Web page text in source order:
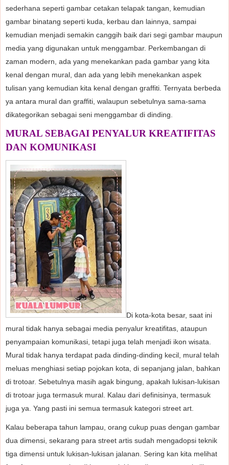
sederhana seperti gambar cetakan telapak tangan, kemudian
gambar binatang seperti kuda, kerbau dan lainnya, sampai
kemudian menjadi semakin canggih baik dari segi gambar maupun
media yang digunakan untuk menggambar. Perkembangan di
zaman modern, ada yang menekankan pada gambar yang kita
kenal dengan mural, dan ada yang lebih menekankan aspek
tulisan yang kemudian kita kenal dengan graffiti. Ternyata berbeda
ya antara mural dan graffiti, walaupun sebetulnya sama-sama
dikategorikan sebagai seni menggambar di dinding.
MURAL SEBAGAI PENYALUR KREATIFITAS
DAN KOMUNIKASI
Di kota-kota besar, saat ini
mural tidak hanya sebagai media penyalur kreatifitas, ataupun
penyampaian komunikasi, tetapi juga telah menjadi ikon wisata.
Mural tidak hanya terdapat pada dinding-dinding kecil, mural telah
meluas menghiasi setiap pojokan kota, di sepanjang jalan, bahkan
di trotoar. Sebetulnya masih agak bingung, apakah lukisan-lukisan
di trotoar juga termasuk mural. Kalau dari definisinya, termasuk
juga ya. Yang pasti ini semua termasuk kategori street art.
Kalau beberapa tahun lampau, orang cukup puas dengan gambar
dua dimensi, sekarang para street artis sudah mengadopsi teknik
tiga dimensi untuk lukisan-lukisan jalanan. Sering kan kita melihat